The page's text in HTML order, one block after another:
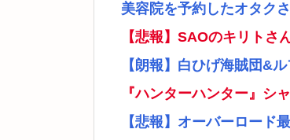
美容院を予約したオタク
【悲報】SAOのキリトさ
【朗報】白ひげ海賊団&
『ハンターハンター』シ
【悲報】オーバーロード